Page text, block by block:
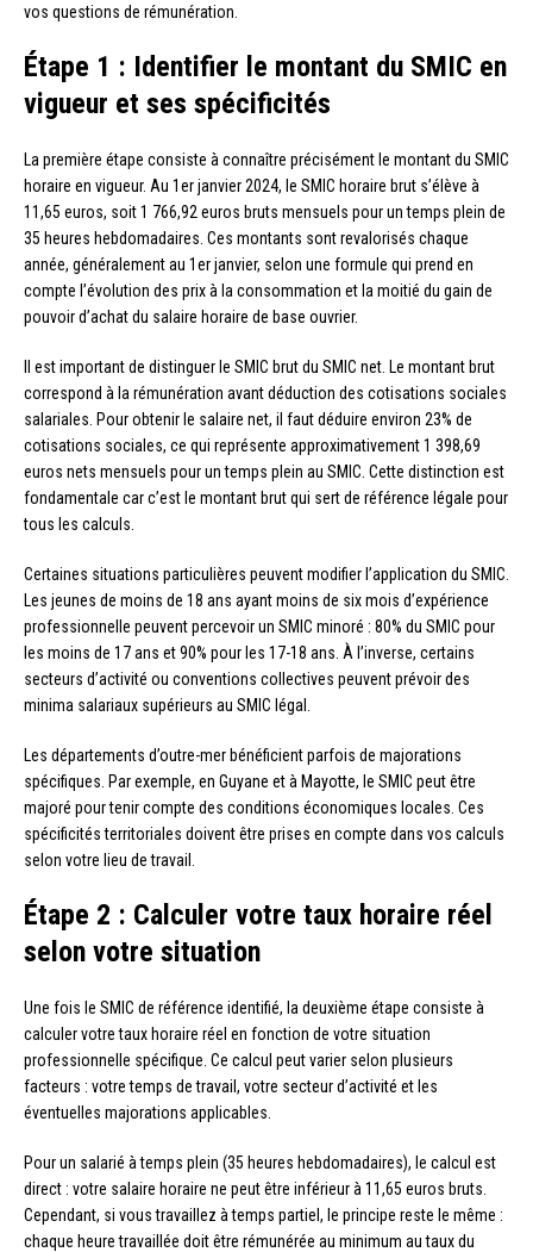
vos questions de rémunération.
Étape 1 : Identifier le montant du SMIC en
vigueur et ses spécificités
La première étape consiste à connaître précisément le montant du SMIC
horaire en vigueur. Au 1er janvier 2024, le SMIC horaire brut s’élève à
11,65 euros, soit 1 766,92 euros bruts mensuels pour un temps plein de
35 heures hebdomadaires. Ces montants sont revalorisés chaque
année, généralement au 1er janvier, selon une formule qui prend en
compte l’évolution des prix à la consommation et la moitié du gain de
pouvoir d’achat du salaire horaire de base ouvrier.
Il est important de distinguer le SMIC brut du SMIC net. Le montant brut
correspond à la rémunération avant déduction des cotisations sociales
salariales. Pour obtenir le salaire net, il faut déduire environ 23% de
cotisations sociales, ce qui représente approximativement 1 398,69
euros nets mensuels pour un temps plein au SMIC. Cette distinction est
fondamentale car c’est le montant brut qui sert de référence légale pour
tous les calculs.
Certaines situations particulières peuvent modifier l’application du SMIC.
Les jeunes de moins de 18 ans ayant moins de six mois d’expérience
professionnelle peuvent percevoir un SMIC minoré : 80% du SMIC pour
les moins de 17 ans et 90% pour les 17-18 ans. À l’inverse, certains
secteurs d’activité ou conventions collectives peuvent prévoir des
minima salariaux supérieurs au SMIC légal.
Les départements d’outre-mer bénéficient parfois de majorations
spécifiques. Par exemple, en Guyane et à Mayotte, le SMIC peut être
majoré pour tenir compte des conditions économiques locales. Ces
spécificités territoriales doivent être prises en compte dans vos calculs
selon votre lieu de travail.
Étape 2 : Calculer votre taux horaire réel
selon votre situation
Une fois le SMIC de référence identifié, la deuxième étape consiste à
calculer votre taux horaire réel en fonction de votre situation
professionnelle spécifique. Ce calcul peut varier selon plusieurs
facteurs : votre temps de travail, votre secteur d’activité et les
éventuelles majorations applicables.
Pour un salarié à temps plein (35 heures hebdomadaires), le calcul est
direct : votre salaire horaire ne peut être inférieur à 11,65 euros bruts.
Cependant, si vous travaillez à temps partiel, le principe reste le même :
chaque heure travaillée doit être rémunérée au minimum au taux du